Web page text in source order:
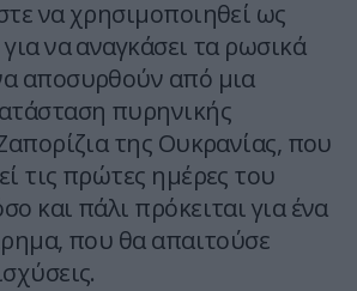
να χρησιμοποιηθεί ως
να αναγκάσει τα ρωσικά
αποσυρθούν από μια
πυρηνικής
της Ουκρανίας, που
τις πρώτες ημέρες του
και πάλι πρόκειται για ένα
που θα απαιτούσε